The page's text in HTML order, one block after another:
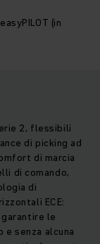
(in
2, flessibili
di picking ad
di marcia
di comando,
di
ECE:
le
e senza alcuna